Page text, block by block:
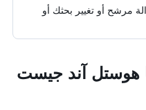
مرشح أو تغيير بحثك أو
هوستل آند جيست